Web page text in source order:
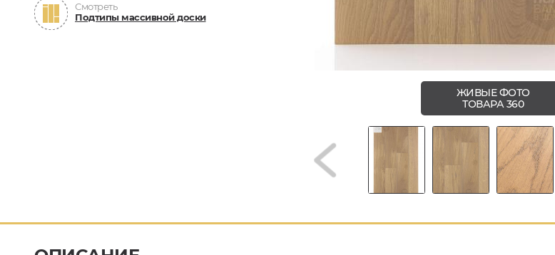
Смотреть
Подтипы массивной доски
ЖИВЫЕ ФОТО
ТОВАРА 360